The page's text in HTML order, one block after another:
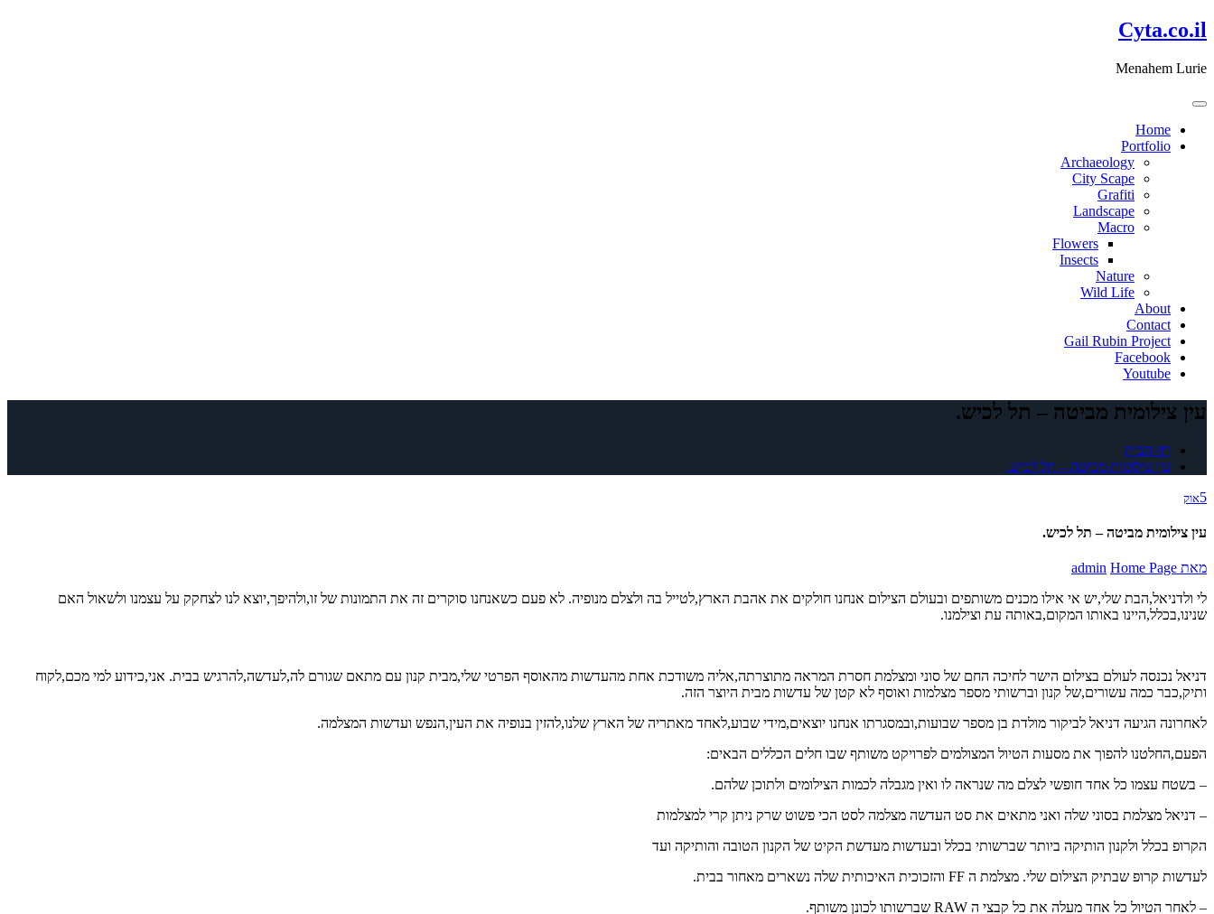
דלג
לתוכן
Cyta.co.il
Menahem Lurie
Home
Portfolio
Archaeology
City Scape
Grafiti
Landscape
Macro
Flowers
Insects
Nature
Wild Life
About
Contact
Gail Rubin Project
Facebook
Youtube
עין צילומית מביטה – תל לכיש.
דף הבית
עין צילומית מביטה – תל לכיש.
5אוק
עין צילומית מביטה – תל לכיש.
מאת admin Home Page
לי ולדניאל,הבת שלי,יש אי אילו מכנים משותפים ובעולם הצילום אנחנו חולקים את אהבת הארץ,לטייל בה ולצלם מנופיה. לא פעם כשאנחנו סוקרים זה את התמונות של זו,ולהיפך,יוצא לנו לצחקק על עצמנו ולשאול האם
שנינו,בכלל,היינו באותו המקום,באותה עת וצילמנו.
דניאל נכנסה לעולם בצילום הישר לחיכה החם של סוני ומצלמת חסרת המראה מתוצרתה,אליה משודכת אחת מהעדשות מהאוסף הפרטי שלי,מבית קנון עם מתאם שגורם לה,לעדשה,להרגיש בבית. אני,כידוע למי מכם,לקוח
ותיק,כבר כמה עשורים,של קנון וברשותי מספר מצלמות ואוסף לא קטן של עדשות מבית היוצר הזה.
לאחרונה הגיעה דניאל לביקור מולדת בן מספר שבועות,ובמסגרתו אנחנו יוצאים,מידי שבוע,לאחד מאתריה של הארץ שלנו,להזין בנופיה את העין,הנפש ועדשות המצלמה.
הפעם,החלטנו להפוך את מסעות הטיול המצולמים לפרויקט משותף שבו חלים הכללים הבאים:
– בשטח עצמו כל אחד חופשי לצלם מה שנראה לו ואין מגבלה לכמות הצילומים ולתוכן שלהם.
– דניאל מצלמת בסוני שלה ואני מתאים את סט העדשה מצלמה לסט הכי פשוט שרק ניתן קרי למצלמות
הקרופ בכלל ולקנון הותיקה ביותר שברשותי בכלל ובעדשות מעדשת הקיט של הקנון הטובה והותיקה ועד
לעדשות קרופ שבתיק הצילום שלי. מצלמת ה FF והזכוכית האיכותית שלה נשארים מאחור בבית.
– לאחר הטיול כל אחד מעלה את כל קבצי ה RAW שברשותו לכונן משותף.